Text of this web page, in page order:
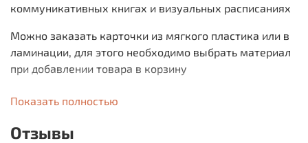
коммуникативных книгах и визуальных расписаниях
Можно заказать карточки из мягкого пластика или в
ламинации, для этого необходимо выбрать материал
при добавлении товара в корзину
Пластик безопасен в использовании, карточки не
Материал, из которого выполнены карточки ПЕКС не
Показать полностью
Отзывы